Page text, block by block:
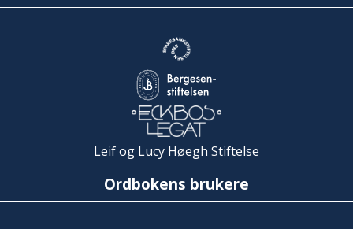
Leif og Lucy Høegh Stiftelse
Ordbokens brukere